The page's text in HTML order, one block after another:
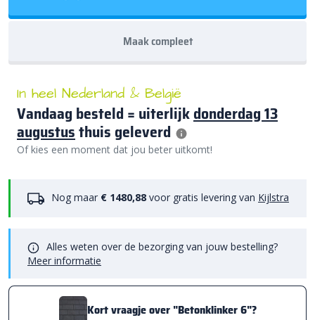
Maak compleet
In heel Nederland & België
Vandaag besteld = uiterlijkdonderdag 13
augustusthuis geleverd
Of kies een moment dat jou beter uitkomt!
Nog maar € 1480,88 voor gratis levering van Kijlstra
Alles weten over de bezorging van jouw bestelling?
Meer informatie
Kort vraagje over "Betonklinker 6"?